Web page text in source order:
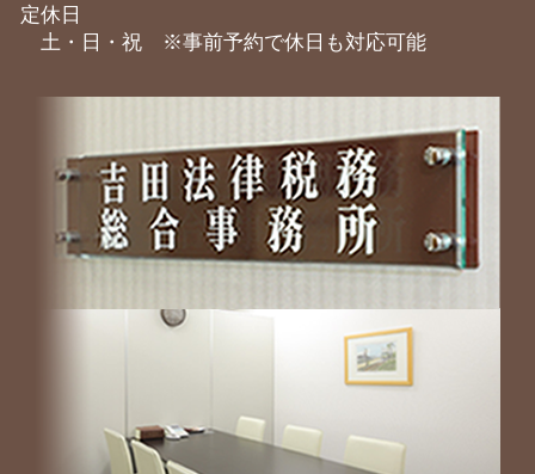
定休日
土・日・祝 ※事前予約で休日も対応可能